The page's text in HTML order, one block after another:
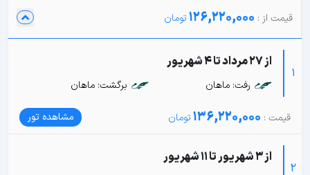
126,220,000
1
از 27 مرداد تا 4 شهریور
رفت: ماهان برگشت: ماهان
136,220,000 مشاهده تور
2
از 3 شهریور تا 11 شهریور